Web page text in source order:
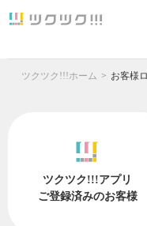
ツクツク!!!ホーム お客様
ツクツク!!!アプリ
ご登録済みのお客様